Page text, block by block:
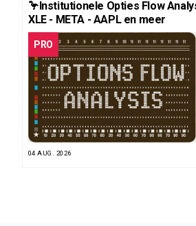
🦩Institutionele Opties Flow
XLE - META - AAPL en meer
PRO
04 AUG. 2026